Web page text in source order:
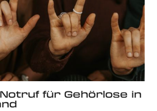
für Gehörlose in